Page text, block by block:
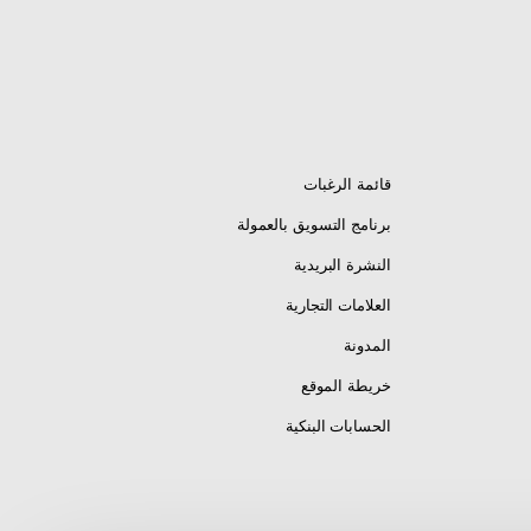
قائمة الرغبات
برنامج التسويق بالعمولة
النشرة البريدية
العلامات التجارية
المدونة
خريطة الموقع
الحسابات البنكية